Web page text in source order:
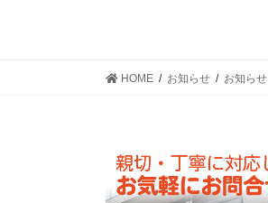
HOME お知らせ お知らせ